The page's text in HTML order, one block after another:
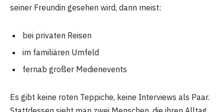
seiner Freundin gesehen wird, dann meist:
bei privaten Reisen
im familiären Umfeld
fernab großer Medienevents
Es gibt keine roten Teppiche, keine Interviews als Paar.